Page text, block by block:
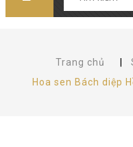
Trang chủ
Hoa sen Bách diệp